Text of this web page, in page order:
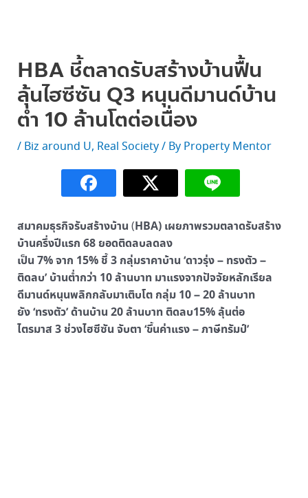
HBA ชี้ตลาดรับสร้างบ้านฟื้น
ลุ้นไฮซีซัน Q3 หนุนดีมานด์บ้าน
ต่ำ 10 ล้านโตต่อเนื่อง
/ Biz around U, Real Society/ By Property Mentor
สมาคมธุรกิจรับสร้างบ้าน (HBA) เผยภาพรวมตลาดรับสร้าง
บ้านครึ่งปีแรก 68 ยอดติดลบลดลง
เป็น 7% จาก 15% ชี้ 3 กลุ่มราคาบ้าน ‘ดาวรุ่ง – ทรงตัว –
ติดลบ’ บ้านต่ำกว่า 10 ล้านบาท มาแรงจากปัจจัยหลักเรียล
ดีมานด์หนุนพลิกกลับมาเติบโต กลุ่ม 10 – 20 ล้านบาท
ยัง ‘ทรงตัว’ ด้านบ้าน 20 ล้านบาท ติดลบ15% ลุ้นต่อ
ไตรมาส 3 ช่วงไฮซีซัน จับตา ‘ขึ้นค่าแรง – ภาษีทรัมป์’